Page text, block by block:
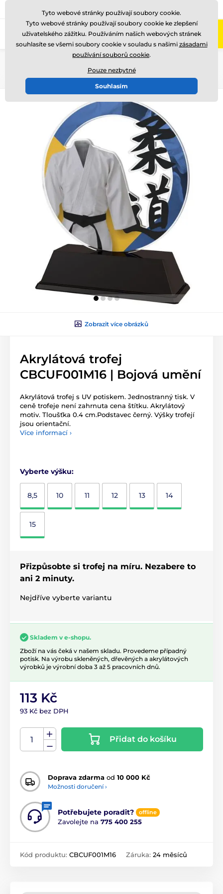
Zavolejte nám (Po-Pá 8-17)
Zobrazit více obrázků
Akrylátová trofej
CBCUF001M16 | Bojová umění
Akrylátová trofej s UV potiskem. Jednostranný tisk. V
ceně trofeje není zahrnuta cena štítku. Akrylátový
motiv. Tloušťka 0.4 cm.Podstavec černý. Výšky trofejí
jsou orientační.
Více informací ›
Vyberte výšku:
8,5 10 11 12 13 14
15
Přizpůsobte si trofej na míru. Nezabere to
ani 2 minuty.
Nejdříve vyberte variantu
Skladem v e-shopu.
Zboží na vás čeká v našem skladu. Provedeme případný
potisk. Na výrobu skleněných, dřevěných a akrylátových
výrobků je výrobní doba 3 až 5 pracovních dnů.
113 Kč
93 Kč bez DPH
Přidat do košíku
Doprava zdarma od 10 000 Kč
Možnosti doručení ›
Potřebujete poradit? offline
Zavolejte na 775 400 255
Kód produktu: CBCUF001M16 Záruka: 24 měsíců
Tyto webové stránky používají soubory cookie.
Tyto webové stránky používají soubory cookie ke zlepšení
uživatelského zážitku. Používáním našich webových stránek
souhlasíte se všemi soubory cookie v souladu s našimi zásadami
používání souborů cookie.
Pouze nezbytné
Souhlasím